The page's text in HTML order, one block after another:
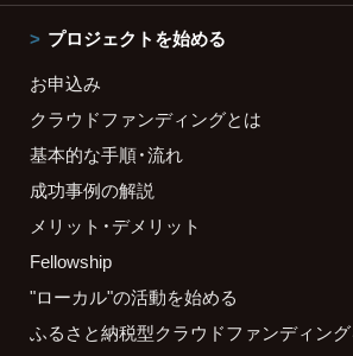
プロジェクトを始める
お申込み
クラウドファンディングとは
基本的な手順・流れ
成功事例の解説
メリット・デメリット
Fellowship
"ローカル"の活動を始める
ふるさと納税型クラウドファンディン